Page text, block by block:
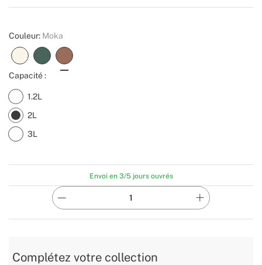
Create
Couleur: Moka
Capacité :
1.2L
2L
3L
Envoi en 3/5 jours ouvrés
Complétez votre collection